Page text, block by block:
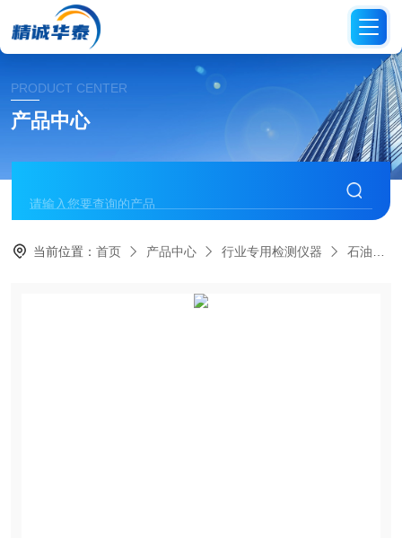
PRODUCT CENTER
产品中心
当前位置：首页 产品中心 行业专用检测仪器 石油化工仪器